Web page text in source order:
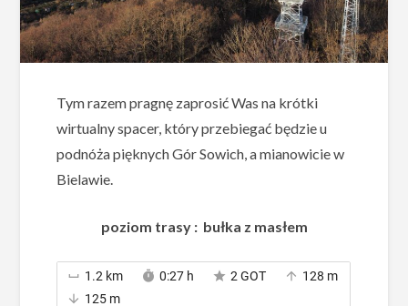
Tym razem pragnę zaprosić Was na krótki
wirtualny spacer, który przebiegać będzie u
podnóża pięknych Gór Sowich, a mianowicie w
Bielawie.
poziom trasy : bułka z masłem